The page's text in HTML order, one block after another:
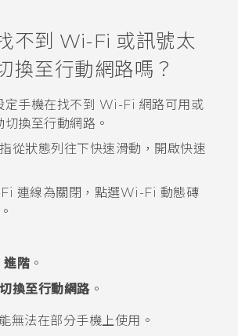
不到 Wi-Fi 或訊號太
換至行動網路嗎？
手機在找不到 Wi-Fi 網路可用或
換至行動網路。
從狀態列往下快速滑動，開啟快速
連線為關閉，點選Wi-Fi 動態磚
進階 。
換至行動網路。
無法在部分手機上使用。